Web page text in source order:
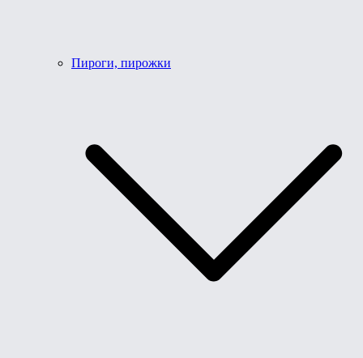
Пироги, пирожки